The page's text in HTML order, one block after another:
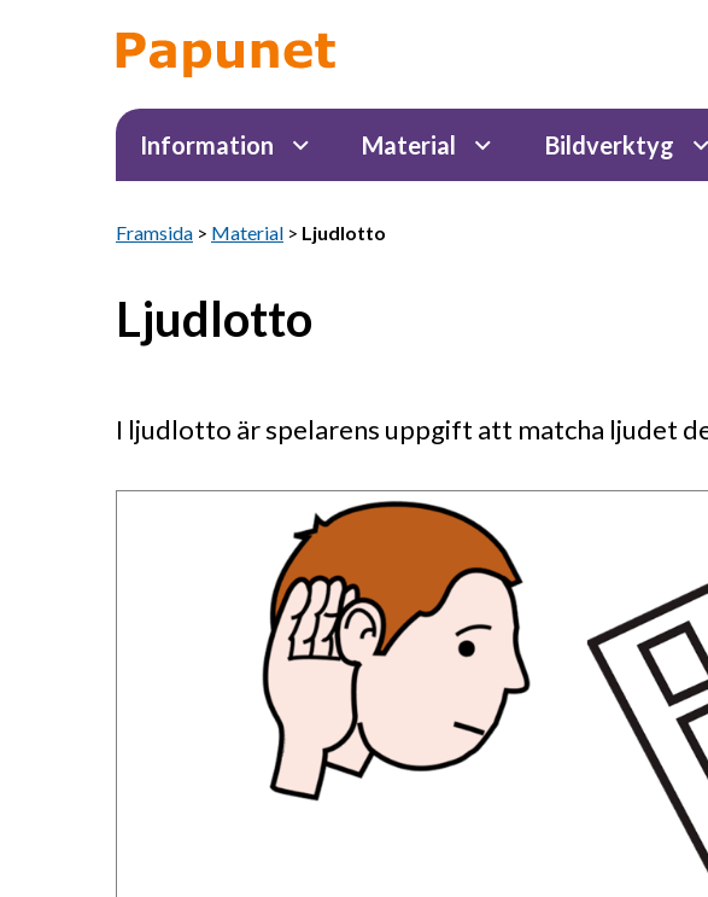
Information Material Bildverktyg
Framsida > Material > Ljudlotto
Ljudlotto
I ljudlotto är spelarens uppgift att matcha ljudet